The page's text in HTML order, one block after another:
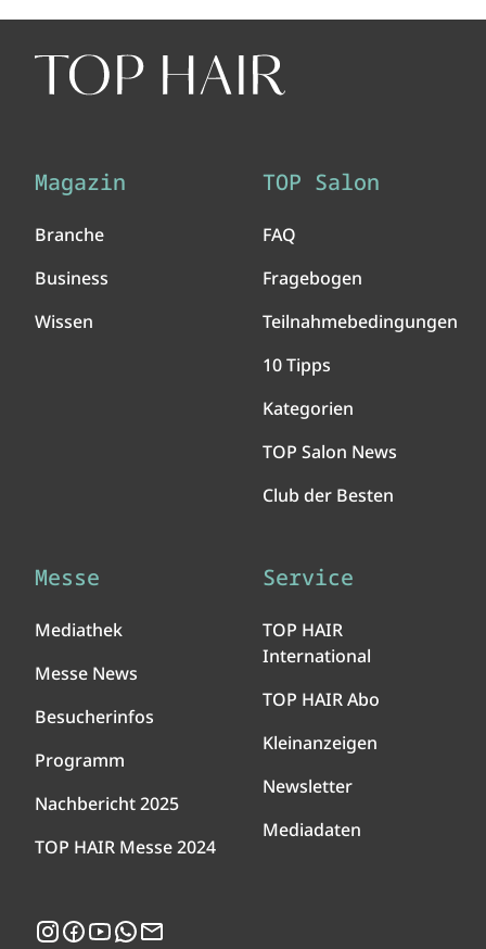
Magazin
Branche
Business
Wissen
TOP Salon
FAQ
Fragebogen
Teilnahmebedingungen
10 Tipps
Kategorien
TOP Salon News
Club der Besten
Messe
Mediathek
Messe News
Besucherinfos
Programm
Nachbericht 2025
TOP HAIR Messe 2024
Service
TOP HAIR
International
TOP HAIR Abo
Kleinanzeigen
Newsletter
Mediadaten
Instagram
Facebook
YouTubeWhatsApp